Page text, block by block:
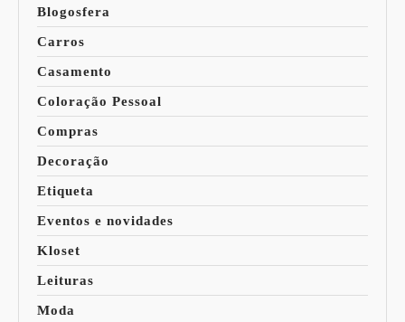
Blogosfera
Carros
Casamento
Coloração Pessoal
Compras
Decoração
Etiqueta
Eventos e novidades
Kloset
Leituras
Moda